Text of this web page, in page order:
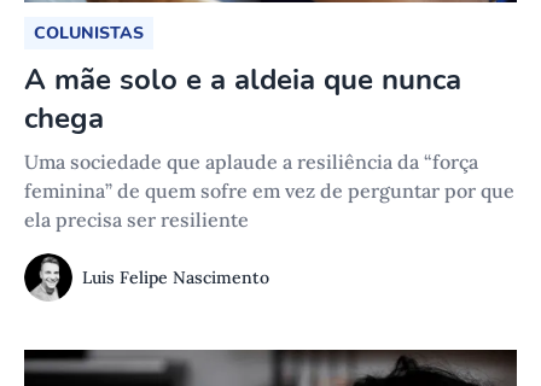
COLUNISTAS
A mãe solo e a aldeia que nunca
chega
Uma sociedade que aplaude a resiliência da “força
feminina” de quem sofre em vez de perguntar por que
ela precisa ser resiliente
Luis Felipe Nascimento